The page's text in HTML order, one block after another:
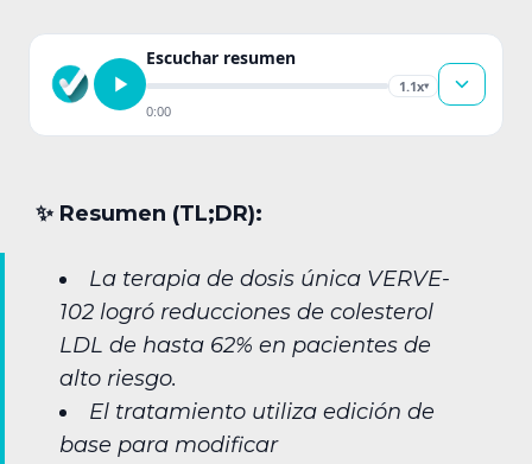
Escuchar resumen
1.1x▾
0:00
✨︎ Resumen (TL;DR):
La terapia de dosis única VERVE-
102 logró reducciones de colesterol
LDL de hasta 62% en pacientes de
alto riesgo.
El tratamiento utiliza edición de
base para modificar